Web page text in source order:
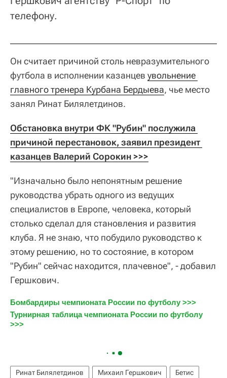
телефону.
Он считает причиной столь невразумительного
футбола в исполнении казанцев увольнение
главного тренера Курбана Бердыева, чье место
занял Ринат Билялетдинов.
Обстановка внутри ФК "Рубин" послужила
причиной перестановок, заявил президент
казанцев Валерий Сорокин >>>
"Изначально было непонятным решение
руководства убрать одного из ведущих
специалистов в Европе, человека, который
столько сделал для становления и развития
клуба. Я не знаю, что побудило руководство к
этому решению, но то состояние, в котором
"Рубин" сейчас находится, плачевное", - добавил
Гершкович.
Бомбардиры чемпионата России по футболу >>>
Турнирная таблица чемпионата России по футболу
>>>
Ринат Билялетдинов Михаил Гершкович
Бетис